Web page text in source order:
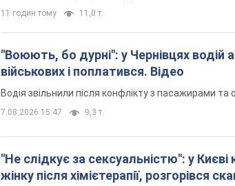
11 годин тому 11,0 т.
"Воюють, бо дурні": у Чернівцях водій
військових і поплатився. Відео
Водія звільнили після конфлікту з пасажирами та
7.08.2026 15:47 9,3 т.
"Не слідкує за сексуальністю": у
жінку після хімієтерапії, розгорівся